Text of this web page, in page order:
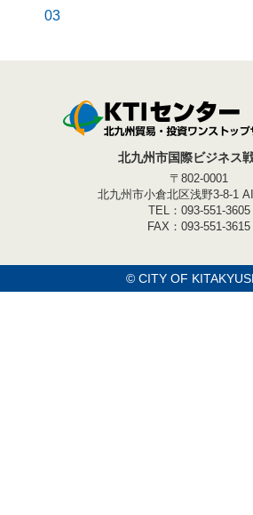
03
北九州市国際ビジネス
〒802-0001
北九州市小倉北区浅野3-8-1
TEL：093-551-3605
FAX：093-551-3615
© CITY OF